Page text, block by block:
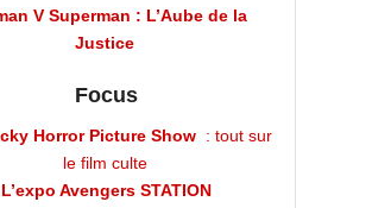
V Superman : L’Aube de la
Justice
Focus
Horror Picture Show : tout sur
le film culte
L’expo Avengers STATION